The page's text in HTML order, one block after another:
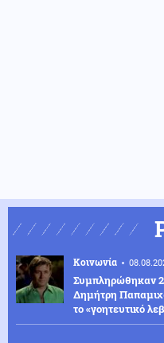
Κοινωνία
Συμπληρώθηκαν
Δημήτρη
το «γοητευτικό